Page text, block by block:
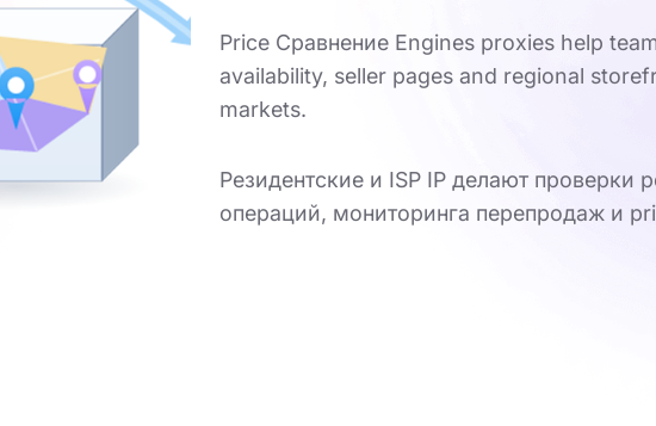
Price Сравнение Engines proxies help
availability, seller pages and regional
markets.
Резидентские и ISP IP делают проверки
операций, мониторинга перепродаж и